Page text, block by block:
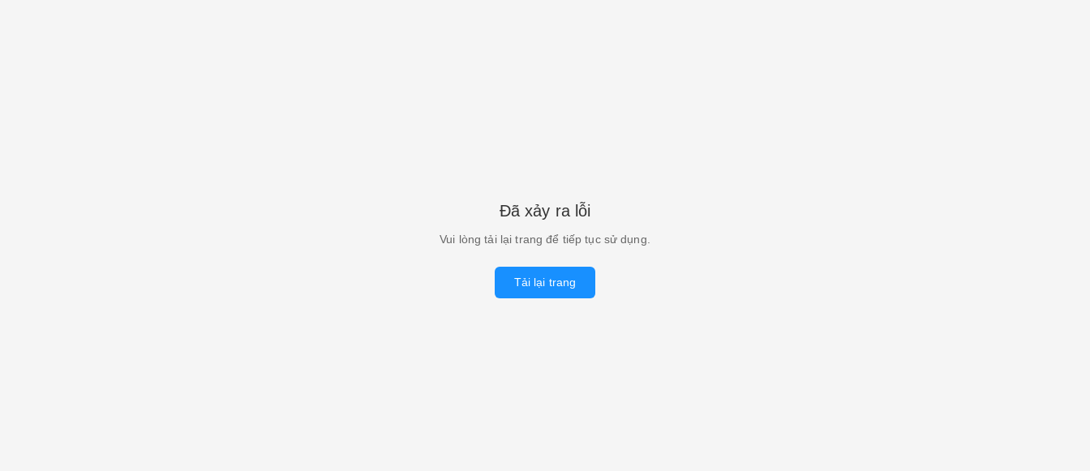
Đã xảy ra lỗi
Vui lòng tải lại trang để tiếp tục sử dụng.
Tải lại trang